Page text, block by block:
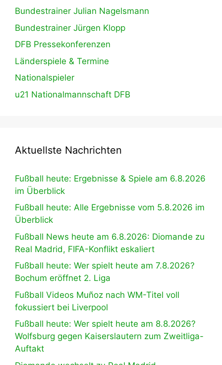
Bundestrainer Julian Nagelsmann
Bundestrainer Jürgen Klopp
DFB Pressekonferenzen
Länderspiele & Termine
Nationalspieler
u21 Nationalmannschaft DFB
Aktuellste Nachrichten
Fußball heute: Ergebnisse & Spiele am 6.8.2026
im Überblick
Fußball heute: Alle Ergebnisse vom 5.8.2026 im
Überblick
Fußball News heute am 6.8.2026: Diomande zu
Real Madrid, FIFA-Konflikt eskaliert
Fußball heute: Wer spielt heute am 7.8.2026?
Bochum eröffnet 2. Liga
Fußball Videos Muñoz nach WM-Titel voll
fokussiert bei Liverpool
Fußball heute: Wer spielt heute am 8.8.2026?
Wolfsburg gegen Kaiserslautern zum Zweitliga-
Auftakt